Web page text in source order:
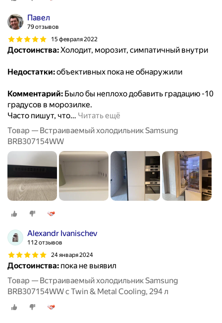
Павел
79 отзывов
15 февраля 2022
Достоинства:Холодит, морозит, симпатичный внутри
Недостатки:объективных пока не обнаружили
Комментарий: Было бы неплохо добавить градацию -10
градусов в морозилке.
Часто пишут, что… Читать ещё
Товар — Встраиваемый холодильник Samsung
BRB307154WW
Alexandr Ivanischev
112 отзывов
24 января 2024
Достоинства: пока не выявил
Товар — Встраиваемый холодильник Samsung
BRB307154WW с Twin & Metal Cooling, 294 л